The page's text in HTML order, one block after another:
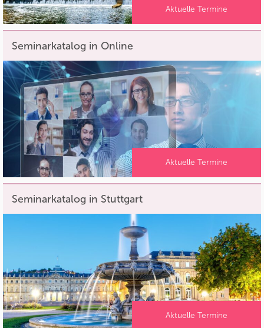
Aktuelle Termine
Seminarkatalog in Online
Aktuelle Termine
Seminarkatalog in Stuttgart
Aktuelle Termine